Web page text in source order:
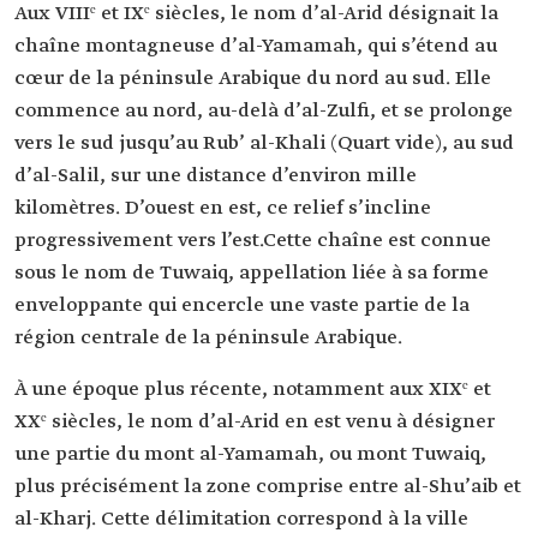
Aux VIIIᵉ et IXᵉ siècles, le nom d’al-Arid désignait la
chaîne montagneuse d’al-Yamamah, qui s’étend au
cœur de la péninsule Arabique du nord au sud. Elle
commence au nord, au-delà d’al-Zulfi, et se prolonge
vers le sud jusqu’au Rub’ al-Khali (Quart vide), au sud
d’al-Salil, sur une distance d’environ mille
kilomètres. D’ouest en est, ce relief s’incline
progressivement vers l’est.Cette chaîne est connue
sous le nom de Tuwaiq, appellation liée à sa forme
enveloppante qui encercle une vaste partie de la
région centrale de la péninsule Arabique.
À une époque plus récente, notamment aux XIXᵉ et
XXᵉ siècles, le nom d’al-Arid en est venu à désigner
une partie du mont al-Yamamah, ou mont Tuwaiq,
plus précisément la zone comprise entre al-Shu’aib et
al-Kharj. Cette délimitation correspond à la ville